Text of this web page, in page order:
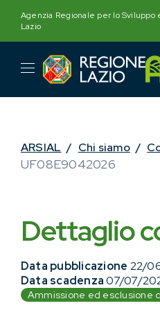
content
Agenzia Regionale per lo
Lazio
ARSIAL / Chi siamo /
UF08E9042026
Dettaglio
Data pubblicazione 22/
Data scadenza07/07/
Ammissione ed esclusione